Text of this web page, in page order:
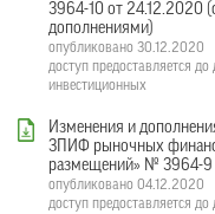
3964-10 от 24.12.2020
дополнениями)
опубликовано 30.12.2020
доступ предоставляется
инвестиционных
Изменения и
ЗПИФ рыночных
размещений» № 3964-9
опубликовано 04.12.2020
доступ предоставляется